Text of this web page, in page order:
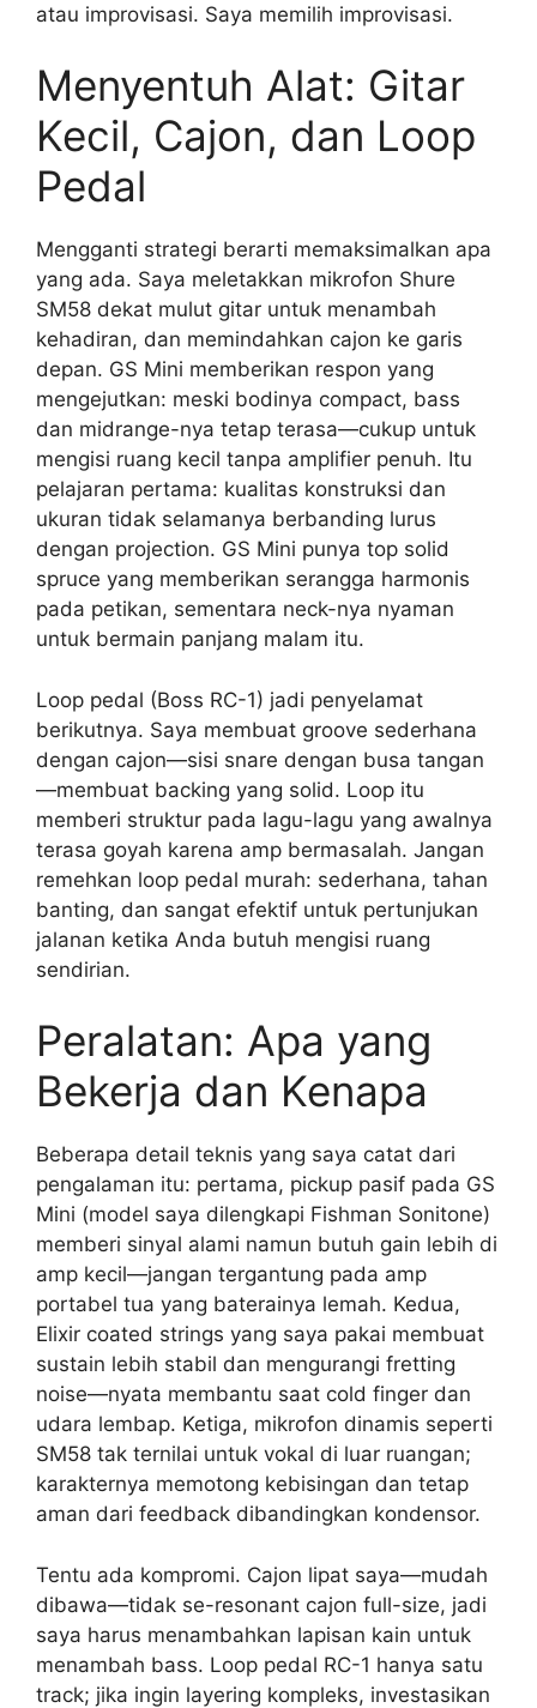
atau improvisasi. Saya memilih improvisasi.
Menyentuh Alat: Gitar
Kecil, Cajon, dan Loop
Pedal
Mengganti strategi berarti memaksimalkan apa
yang ada. Saya meletakkan mikrofon Shure
SM58 dekat mulut gitar untuk menambah
kehadiran, dan memindahkan cajon ke garis
depan. GS Mini memberikan respon yang
mengejutkan: meski bodinya compact, bass
dan midrange-nya tetap terasa—cukup untuk
mengisi ruang kecil tanpa amplifier penuh. Itu
pelajaran pertama: kualitas konstruksi dan
ukuran tidak selamanya berbanding lurus
dengan projection. GS Mini punya top solid
spruce yang memberikan serangga harmonis
pada petikan, sementara neck-nya nyaman
untuk bermain panjang malam itu.
Loop pedal (Boss RC-1) jadi penyelamat
berikutnya. Saya membuat groove sederhana
dengan cajon—sisi snare dengan busa tangan
—membuat backing yang solid. Loop itu
memberi struktur pada lagu-lagu yang awalnya
terasa goyah karena amp bermasalah. Jangan
remehkan loop pedal murah: sederhana, tahan
banting, dan sangat efektif untuk pertunjukan
jalanan ketika Anda butuh mengisi ruang
sendirian.
Peralatan: Apa yang
Bekerja dan Kenapa
Beberapa detail teknis yang saya catat dari
pengalaman itu: pertama, pickup pasif pada GS
Mini (model saya dilengkapi Fishman Sonitone)
memberi sinyal alami namun butuh gain lebih di
amp kecil—jangan tergantung pada amp
portabel tua yang baterainya lemah. Kedua,
Elixir coated strings yang saya pakai membuat
sustain lebih stabil dan mengurangi fretting
noise—nyata membantu saat cold finger dan
udara lembap. Ketiga, mikrofon dinamis seperti
SM58 tak ternilai untuk vokal di luar ruangan;
karakternya memotong kebisingan dan tetap
aman dari feedback dibandingkan kondensor.
Tentu ada kompromi. Cajon lipat saya—mudah
dibawa—tidak se-resonant cajon full-size, jadi
saya harus menambahkan lapisan kain untuk
menambah bass. Loop pedal RC-1 hanya satu
track; jika ingin layering kompleks, investasikan